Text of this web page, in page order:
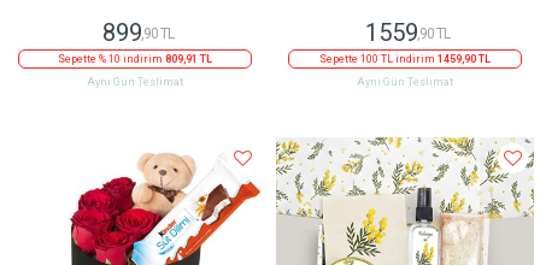
899,90 TL
Sepette % 10 indirim 809,91 TL
Aynı Gün Teslimat
1559,90 TL
Sepette 100 TL indirim 1459,90 TL
Aynı Gün Teslimat